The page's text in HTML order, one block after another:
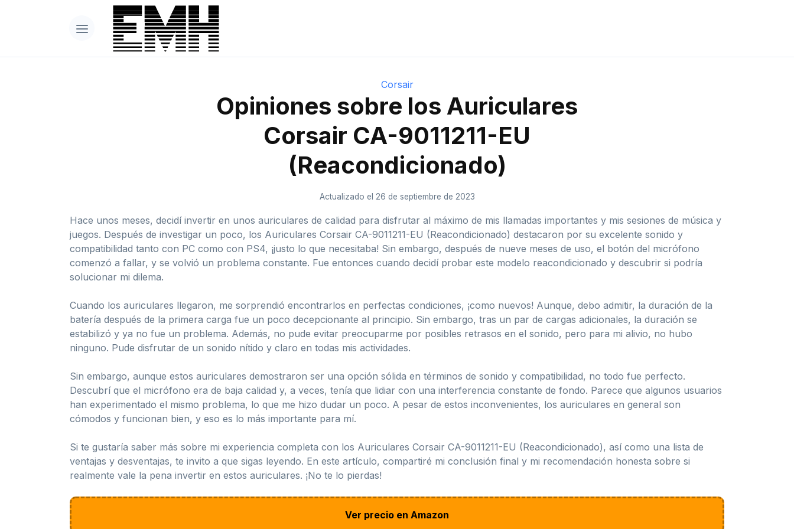
Corsair
Opiniones sobre los Auriculares
Corsair CA-9011211-EU
(Reacondicionado)
Actualizado el 26 de septiembre de 2023
Hace unos meses, decidí invertir en unos auriculares de calidad para disfrutar al máximo de mis llamadas importantes y mis sesiones de música y
juegos. Después de investigar un poco, los Auriculares Corsair CA-9011211-EU (Reacondicionado) destacaron por su excelente sonido y
compatibilidad tanto con PC como con PS4, ¡justo lo que necesitaba! Sin embargo, después de nueve meses de uso, el botón del micrófono
comenzó a fallar, y se volvió un problema constante. Fue entonces cuando decidí probar este modelo reacondicionado y descubrir si podría
solucionar mi dilema.
Cuando los auriculares llegaron, me sorprendió encontrarlos en perfectas condiciones, ¡como nuevos! Aunque, debo admitir, la duración de la
batería después de la primera carga fue un poco decepcionante al principio. Sin embargo, tras un par de cargas adicionales, la duración se
estabilizó y ya no fue un problema. Además, no pude evitar preocuparme por posibles retrasos en el sonido, pero para mi alivio, no hubo
ninguno. Pude disfrutar de un sonido nítido y claro en todas mis actividades.
Sin embargo, aunque estos auriculares demostraron ser una opción sólida en términos de sonido y compatibilidad, no todo fue perfecto.
Descubrí que el micrófono era de baja calidad y, a veces, tenía que lidiar con una interferencia constante de fondo. Parece que algunos usuarios
han experimentado el mismo problema, lo que me hizo dudar un poco. A pesar de estos inconvenientes, los auriculares en general son
cómodos y funcionan bien, y eso es lo más importante para mí.
Si te gustaría saber más sobre mi experiencia completa con los Auriculares Corsair CA-9011211-EU (Reacondicionado), así como una lista de
ventajas y desventajas, te invito a que sigas leyendo. En este artículo, compartiré mi conclusión final y mi recomendación honesta sobre si
realmente vale la pena invertir en estos auriculares. ¡No te lo pierdas!
Ver precio en Amazon